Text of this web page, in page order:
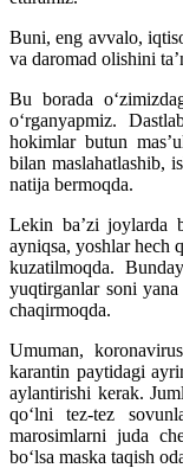
Buni, eng avvalo,
va daromad olishini
Bu borada
o‘rganyapmiz.
hokimlar butun
bilan maslahatlashib,
natija bermoqda.
Lekin ba’zi joylarda
ayniqsa, yoshlar hech
kuzatilmoqda.
yuqtirganlar soni
chaqirmoqda.
Umuman,
karantin paytidagi
aylantirishi kerak.
qo‘lni tez-tez
marosimlarni juda
bo‘lsa maska taqish